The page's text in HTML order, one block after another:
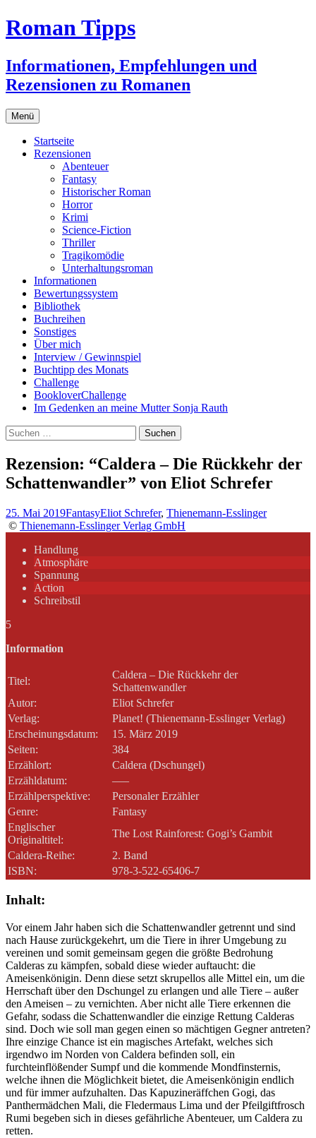
Zum
Inhalt
Roman Tipps
Informationen, Empfehlungen und
Rezensionen zu Romanen
Menü
Startseite
Rezensionen
Abenteuer
Fantasy
Historischer Roman
Horror
Krimi
Science-Fiction
Thriller
Tragikomödie
Unterhaltungsroman
Informationen
Bewertungssystem
Bibliothek
Buchreihen
Sonstiges
Über mich
Interview / Gewinnspiel
Buchtipp des Monats
Challenge
BookloverChallenge
Im Gedenken an meine Mutter Sonja Rauth
Suchen
nach:
Rezension: “Caldera – Die Rückkehr der
Schattenwandler” von Eliot Schrefer
25. Mai 2019FantasyEliot Schrefer, Thienemann-Esslinger
© Thienemann-Esslinger Verlag GmbH
Handlung
Atmosphäre
Spannung
Action
Schreibstil
5
Information
Titel:
Caldera – Die Rückkehr der
Schattenwandler
Autor:
Eliot Schrefer
Verlag:
Planet! (Thienemann-Esslinger Verlag)
Erscheinungsdatum:
15. März 2019
Seiten:
384
Erzählort:
Caldera (Dschungel)
Erzähldatum:
—–
Erzählperspektive:
Personaler Erzähler
Genre:
Fantasy
Englischer
Originaltitel:
The Lost Rainforest: Gogi’s Gambit
Caldera-Reihe:
2. Band
ISBN:
978-3-522-65406-7
Inhalt:
Vor einem Jahr haben sich die Schattenwandler getrennt und sind
nach Hause zurückgekehrt, um die Tiere in ihrer Umgebung zu
vereinen und somit gemeinsam gegen die größte Bedrohung
Calderas zu kämpfen, sobald diese wieder auftaucht: die
Ameisenkönigin. Denn diese setzt skrupellos alle Mittel ein, um die
Herrschaft über den Dschungel zu erlangen und alle Tiere – außer
den Ameisen – zu vernichten. Aber nicht alle Tiere erkennen die
Gefahr, sodass die Schattenwandler die einzige Rettung Calderas
sind. Doch wie soll man gegen einen so mächtigen Gegner antreten?
Ihre einzige Chance ist ein magisches Artefakt, welches sich
irgendwo im Norden von Caldera befinden soll, ein
furchteinflößender Sumpf und die kommende Mondfinsternis,
welche ihnen die Möglichkeit bietet, die Ameisenkönigin endlich
und für immer aufzuhalten. Das Kapuzineräffchen Gogi, das
Panthermädchen Mali, die Fledermaus Lima und der Pfeilgiftfrosch
Rumi begeben sich in dieses gefährliche Abenteuer, um Caldera zu
retten.